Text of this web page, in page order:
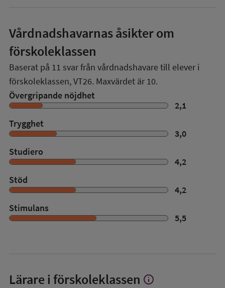
Vårdnadshavarnas åsikter om
förskoleklassen
Baserat på 11 svar från vårdnadshavare till elever i
förskoleklassen,VT26. Maxvärdet är 10.
Övergripande nöjdhet
2,1
Trygghet
3,0
Studiero
4,2
Stöd
4,2
Stimulans
5,5
Lärare i förskoleklassen Visa
info